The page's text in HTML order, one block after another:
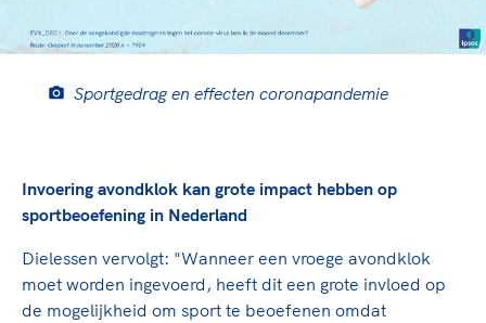
Sportgedrag en effecten coronapandemie
Invoering avondklok kan grote impact hebben op
sportbeoefening in Nederland
Dielessen vervolgt: "Wanneer een vroege avondklok
moet worden ingevoerd, heeft dit een grote invloed op
de mogelijkheid om sport te beoefenen omdat